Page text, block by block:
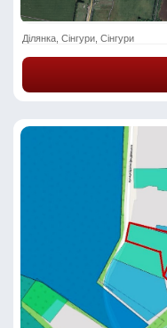
Ділянка, Сінгури, Сінгури